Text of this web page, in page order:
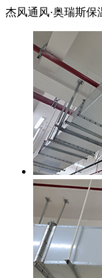
杰风通风·奥瑞斯